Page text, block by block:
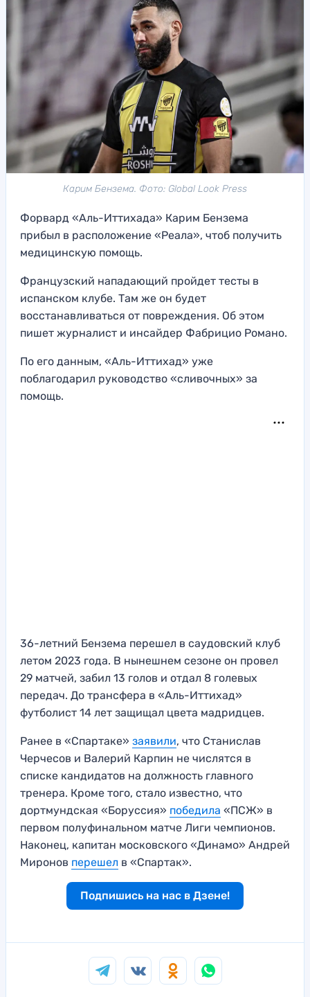
Карим Бензема. Фото: Global Look Press
Форвард «Аль-Иттихада» Карим Бензема
прибыл в расположение «Реала», чтоб получить
медицинскую помощь.
Французский нападающий пройдет тесты в
испанском клубе. Там же он будет
восстанавливаться от повреждения. Об этом
пишет журналист и инсайдер Фабрицио Романо.
По его данным, «Аль-Иттихад» уже
поблагодарил руководство «сливочных» за
помощь.
36-летний Бензема перешел в саудовский клуб
летом 2023 года. В нынешнем сезоне он провел
29 матчей, забил 13 голов и отдал 8 голевых
передач. До трансфера в «Аль-Иттихад»
футболист 14 лет защищал цвета мадридцев.
Ранее в «Спартаке» заявили, что Станислав
Черчесов и Валерий Карпин не числятся в
списке кандидатов на должность главного
тренера. Кроме того, стало известно, что
дортмундская «Боруссия» победила «ПСЖ» в
первом полуфинальном матче Лиги чемпионов.
Наконец, капитан московского «Динамо» Андрей
Миронов перешел в «Спартак».
Подпишись на нас в Дзене!